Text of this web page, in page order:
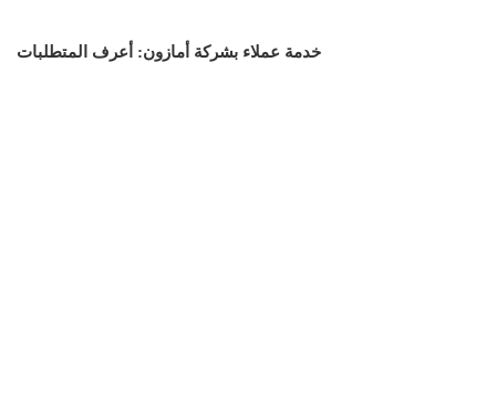
خدمة عملاء بشركة أمازون: أعرف المتطلبات